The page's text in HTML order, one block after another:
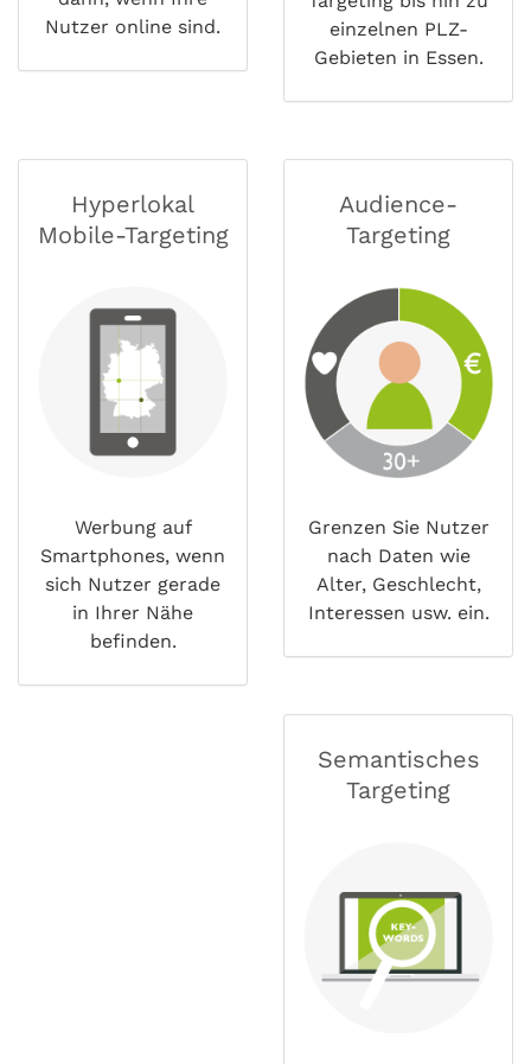
Nutzer online sind.
einzelnen PLZ-
Gebieten in Essen.
Hyperlokal
Mobile-Targeting
Werbung auf
Smartphones, wenn
sich Nutzer gerade
in Ihrer Nähe
befinden.
Audience-
Targeting
Grenzen Sie Nutzer
nach Daten wie
Alter, Geschlecht,
Interessen usw. ein.
Semantisches
Targeting